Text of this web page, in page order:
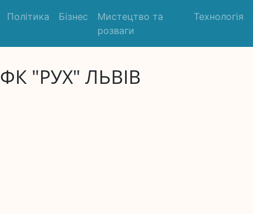
Політика Бізнес
Мистецтво та
розваги
Технологія
ФК "РУХ" ЛЬВІВ